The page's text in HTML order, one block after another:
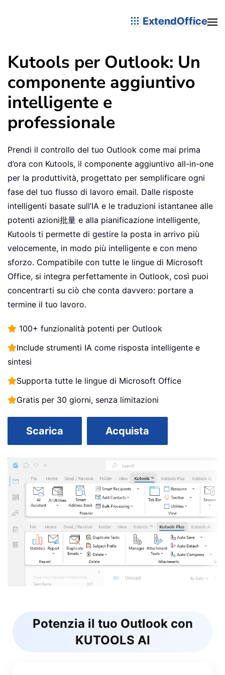
ExtendOffice
Kutools per Outlook: Un
componente aggiuntivo
intelligente e
professionale
Prendi il controllo del tuo Outlook come mai prima
d’ora con Kutools, il componente aggiuntivo all-in-one
per la produttività, progettato per semplificare ogni
fase del tuo flusso di lavoro email. Dalle risposte
intelligenti basate sull’IA e le traduzioni istantanee alle
potenti azioni批量 e alla pianificazione intelligente,
Kutools ti permette di gestire la posta in arrivo più
velocemente, in modo più intelligente e con meno
sforzo. Compatibile con tutte le lingue di Microsoft
Office, si integra perfettamente in Outlook, così puoi
concentrarti su ciò che conta davvero: portare a
termine il tuo lavoro.
100+ funzionalità potenti per Outlook
Include strumenti IA come risposta intelligente e
sintesi
Supporta tutte le lingue di Microsoft Office
Gratis per 30 giorni, senza limitazioni
Scarica Acquista
Potenzia il tuo Outlook con
KUTOOLS AI